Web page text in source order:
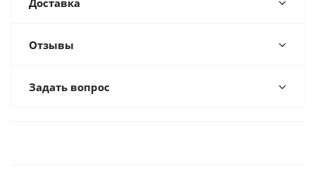
Доставка
Отзывы
Задать вопрос